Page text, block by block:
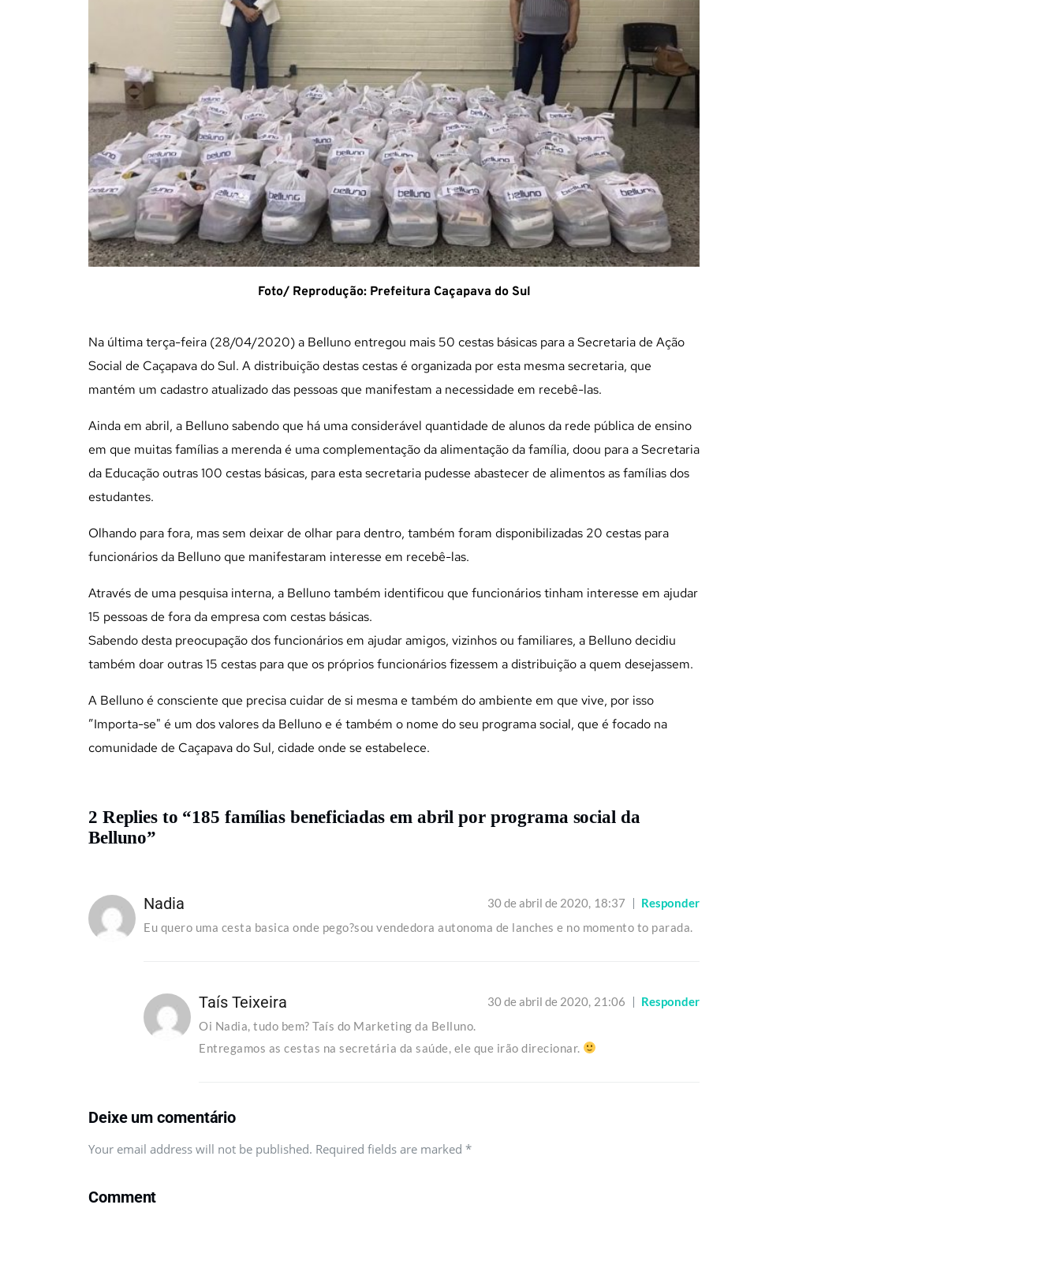
Foto/ Reprodução: Prefeitura Caçapava do Sul
Na última terça-feira (28/04/2020) a Belluno entregou mais 50 cestas básicas para a Secretaria de Ação
Social de Caçapava do Sul. A distribuição destas cestas é organizada por esta mesma secretaria, que
mantém um cadastro atualizado das pessoas que manifestam a necessidade em recebê-las.
Ainda em abril, a Belluno sabendo que há uma considerável quantidade de alunos da rede pública de ensino
em que muitas famílias a merenda é uma complementação da alimentação da família, doou para a Secretaria
da Educação outras 100 cestas básicas, para esta secretaria pudesse abastecer de alimentos as famílias dos
estudantes.
Olhando para fora, mas sem deixar de olhar para dentro, também foram disponibilizadas 20 cestas para
funcionários da Belluno que manifestaram interesse em recebê-las.
Através de uma pesquisa interna, a Belluno também identificou que funcionários tinham interesse em ajudar
15 pessoas de fora da empresa com cestas básicas.
Sabendo desta preocupação dos funcionários em ajudar amigos, vizinhos ou familiares, a Belluno decidiu
também doar outras 15 cestas para que os próprios funcionários fizessem a distribuição a quem desejassem.
A Belluno é consciente que precisa cuidar de si mesma e também do ambiente em que vive, por isso
”Importa-se" é um dos valores da Belluno e é também o nome do seu programa social, que é focado na
comunidade de Caçapava do Sul, cidade onde se estabelece.
2 Replies to “185 famílias beneficiadas em abril por programa social da
Belluno”
Nadia 30 de abril de 2020, 18:37
Responder
Eu quero uma cesta basica onde pego?sou vendedora autonoma de lanches e no momento to parada.
Taís Teixeira 30 de abril de 2020,21:06
Responder
Oi Nadia, tudo bem? Taís do Marketing da Belluno.
Entregamos as cestas na secretária da saúde, ele que irão direcionar.
Deixe um comentário
Your email address will not be published. Required fields are marked *
Comment